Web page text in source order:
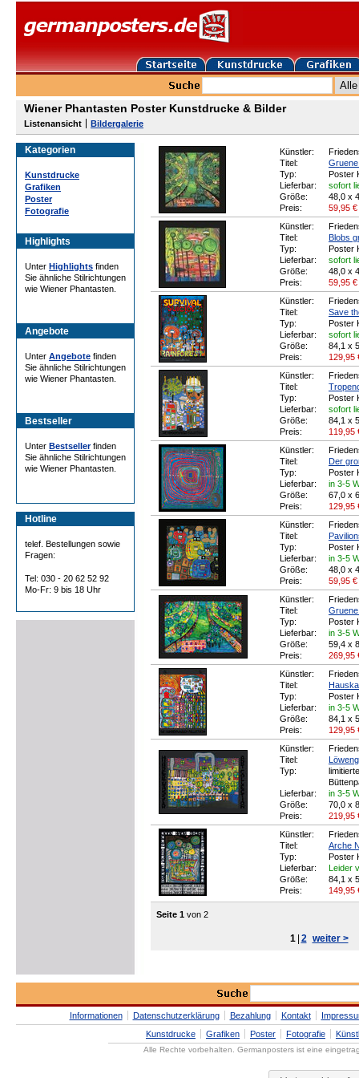
Wiener Phantasten Poster Kunstdrucke & Bilder
Listenansicht Bildergalerie
Kategorien
Kunstdrucke
Grafiken
Poster
Fotografie
Highlights
Unter Highlights finden
Sie ähnliche Stilrichtungen
wie Wiener Phantasten.
Angebote
Unter Angebote finden
Sie ähnliche Stilrichtungen
wie Wiener Phantasten.
Bestseller
Unter Bestsellerfinden
Sie ähnliche Stilrichtungen
wie Wiener Phantasten.
Hotline
telef. Bestellungen sowie
Fragen:
Tel: 030 - 20 62 52 92
Mo-Fr: 9 bis 18 Uhr
Künstler:
Titel:
Typ:
Poster
Lieferbar:
sofort
Größe:
48,0 x
Preis:
59,95 €
Künstler:
Titel:
Blobs
Typ:
Poster
Lieferbar:
sofort
Größe:
48,0 x
Preis:
59,95 €
Künstler:
Titel:
Save
Typ:
Poster
Lieferbar:
sofort
Größe:
84,1 x
Preis:
129,95
Künstler:
Titel:
Typ:
Poster
Lieferbar:
sofort
Größe:
84,1 x
Preis:
119,95
Künstler:
Titel:
Der
Typ:
Poster
Lieferbar:
in 3-5
Größe:
67,0 x
Preis:
129,95
Künstler:
Titel:
Typ:
Poster
Lieferbar:
in 3-5
Größe:
48,0 x
Preis:
59,95 €
Künstler:
Titel:
Typ:
Poster
Lieferbar:
in 3-5
Größe:
59,4 x
Preis:
269,95
Künstler:
Titel:
Typ:
Poster
Lieferbar:
in 3-5
Größe:
84,1 x
Preis:
129,95
Künstler:
Titel:
Typ:
Lieferbar:
in 3-5
Größe:
70,0 x
Preis:
219,95
Künstler:
Titel:
Arche
Typ:
Poster
Lieferbar:
Leider
Größe:
84,1 x
Preis:
149,95
Seite 1 von 2
1 2 weiter >
Informationen Datenschutzerklärung Bezahlung Kontakt
Kunstdrucke
Grafiken Poster Fotografie
Alle Rechte vorbehalten. Germanposters ist eine